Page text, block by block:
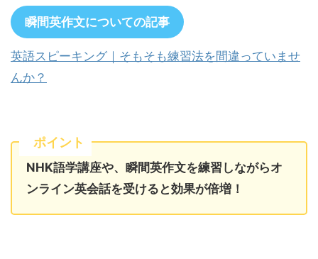
瞬間英作文についての記事
英語スピーキング｜そもそも練習法を間違っていませ
んか？
ポイント
NHK語学講座や、瞬間英作文を練習しながらオ
ンライン英会話を受けると効果が倍増！